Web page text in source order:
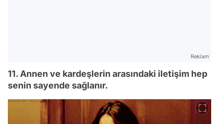
Reklam
11. Annen ve kardeşlerin arasındaki iletişim hep
senin sayende sağlanır.